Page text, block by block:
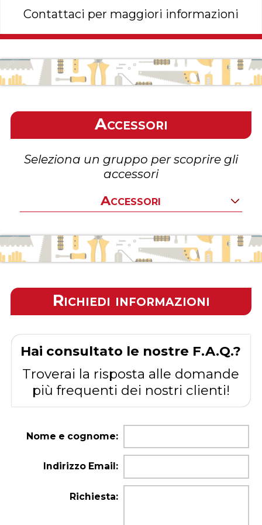
Contattaci per maggiori informazioni
Accessori
Seleziona un gruppo per scoprire gli
accessori
Accessori
Richiedi informazioni
Hai consultato le nostre F.A.Q.?
Troverai la risposta alle domande
più frequenti dei nostri clienti!
Nome e cognome:
Indirizzo Email:
Richiesta: